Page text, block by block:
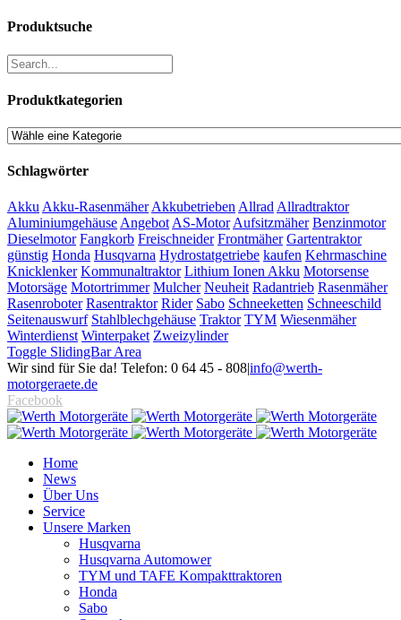
Produktsuche
Produktkategorien
Schlagwörter
Akku Akku-Rasenmäher Akkubetrieben Allrad Allradtraktor
Aluminiumgehäuse Angebot AS-Motor Aufsitzmäher Benzinmotor
Dieselmotor Fangkorb Freischneider Frontmäher Gartentraktor
günstig Honda Husqvarna Hydrostatgetriebe kaufen Kehrmaschine
Knicklenker Kommunaltraktor Lithium Ionen Akku Motorsense
Motorsäge Motortrimmer Mulcher Neuheit Radantrieb Rasenmäher
Rasenroboter Rasentraktor Rider Sabo Schneeketten Schneeschild
Seitenauswurf Stahlblechgehäuse Traktor TYM Wiesenmäher
Winterdienst Winterpaket Zweizylinder
Toggle SlidingBar Area
Wir sind für Sie da! Telefon: 0 64 45 - 808|info@werth-
motorgeraete.de
Facebook
Home
News
Über Uns
Service
Unsere Marken
Husqvarna
Husqvarna Automower
TYM und TAFE Kompakttraktoren
Honda
Sabo